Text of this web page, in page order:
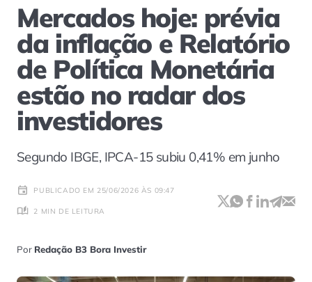
Mercados hoje: prévia
da inflação e Relatório
de Política Monetária
estão no radar dos
investidores
Segundo IBGE, IPCA-15 subiu 0,41% em junho
PUBLICADO EM 25/06/2026 ÀS 09:47
2 MIN DE LEITURA
Por Redação B3 Bora Investir